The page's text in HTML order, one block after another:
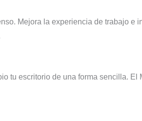
Mejora la experiencia de trabajo e
tu escritorio de una forma sencilla. El